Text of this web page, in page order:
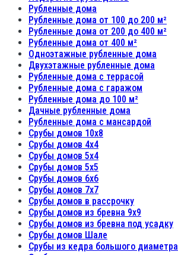
Рубленные дома
Рубленные дома от 100 до 200 м²
Рубленные дома от 200 до 400 м²
Рубленные дома от 400 м²
Одноэтажные рубленные дома
Двухэтажные рубленные дома
Рубленные дома с террасой
Рубленные дома с гаражом
Рубленные дома до 100 м²
Дачные рубленные дома
Рубленные дома с мансардой
Срубы домов 10х8
Срубы домов 4х4
Срубы домов 5х4
Срубы домов 5х5
Срубы домов 6х6
Срубы домов 7х7
Срубы домов в рассрочку
Срубы домов из бревна 9х9
Срубы домов из бревна под усадку
Срубы домов Шале
Срубы из кедра большого диаметра